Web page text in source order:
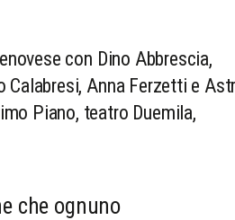
con Dino Abbrescia,
Anna Ferzetti e
Piano, teatro Duemila,
che ognuno